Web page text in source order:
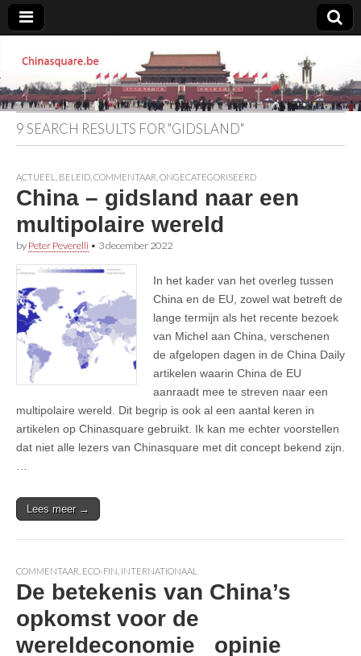
Chinasquare.be
9 SEARCH RESULTS FOR "GIDSLAND"
ACTUEEL BELEID COMMENTAAR ONGECATEGORISEERD
China – gidsland naar een
multipolaire wereld
by Peter Peverelli • 3 december 2022
In het kader van het overleg tussen
China en de EU, zowel wat betreft de
lange termijn als het recente bezoek
van Michel aan China, verschenen
de afgelopen dagen in de China Daily
artikelen waarin China de EU
aanraadt mee te streven naar een
multipolaire wereld. Dit begrip is ook al een aantal keren in
artikelen op Chinasquare gebruikt. Ik kan me echter voorstellen
dat niet alle lezers van Chinasquare met dit concept bekend zijn.
Lees meer →
COMMENTAAR ECO-FIN INTERNATIONAAL
De betekenis van China’s
opkomst voor de
wereldeconomie opinie